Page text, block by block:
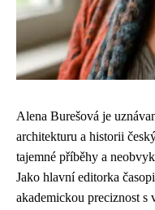
Alena Burešová je
architekturu a historii
tajemné příběhy a
Jako hlavní editorka
akademickou preciznost s